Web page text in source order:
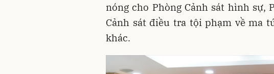
nóng cho Phòng Cảnh sát hình sự,
Cảnh sát điều tra tội phạm về ma
khác.